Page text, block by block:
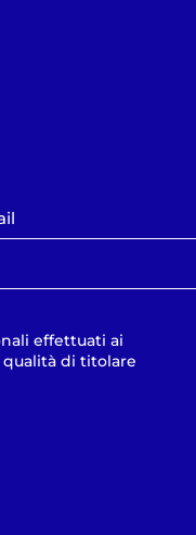
effettuati ai
qualità di titolare